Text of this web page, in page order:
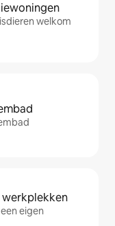
welkom
eigen